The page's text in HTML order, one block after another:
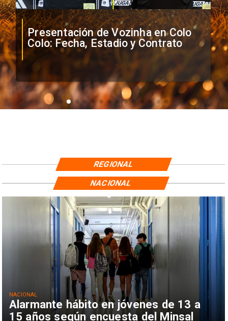
Presentación de Vozinha en Colo
Colo: Fecha, Estadio y Contrato
REGIONAL
Alarmante hábito en jóvenes de 13 a
15 años según encuesta del Minsal
NACIONAL
NACIONAL